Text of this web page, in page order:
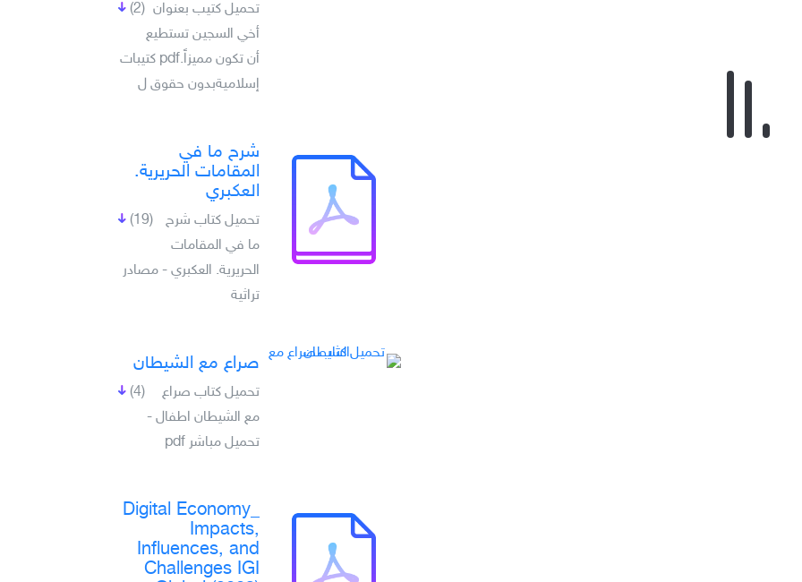
(2) تحميل كتيب بعنوان
أخي السجين تستطيع
أن تكون مميزاً.pdf كتيبات
إسلاميةبدون حقوق ل
شرح ما في
المقامات الحريرية.
العكبري
(19)
تحميل كتاب شرح
ما في المقامات
الحريرية. العكبري - مصادر
تراثية
صراع مع الشيطان
(4)
تحميل كتاب صراع
مع الشيطان اطفال -
تحميل مباشر pdf
Digital Economy_
Impacts,
Influences, and
Challenges IGI